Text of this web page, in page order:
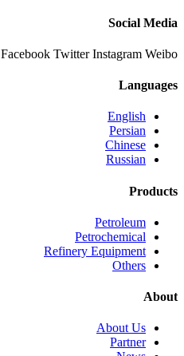
Social Media
Facebook Twitter Instagram Weibo
Languages
English
Persian
Chinese
Russian
Products
Petroleum
Petrochemical
Refinery Equipment
Others
About
About Us
Partner